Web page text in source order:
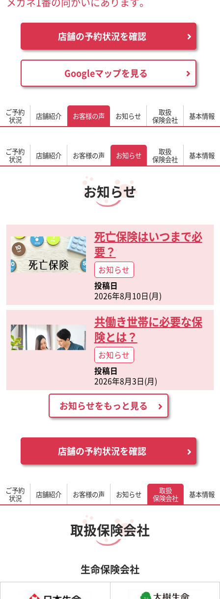
店舗の予約状況を確認
Googleマップを見る
ご予約
状況
店舗紹介 お客様の声 お知らせ
取扱
保険会社
基本情報
ご予約
状況
店舗紹介 お客様の声 お知らせ
取扱
保険会社
基本情報
お知らせ
死亡保険はいつまで必
要？
お知らせ
投稿日
2026年8月10日(月)
共働き世帯に必要な保
険とは？
お知らせ
投稿日
2026年8月3日(月)
お知らせをもっと見る
店舗の予約状況を確認
ご予約
状況
店舗紹介 お客様の声 お知らせ
取扱
保険会社
基本情報
取扱保険会社
生命保険会社